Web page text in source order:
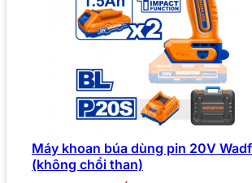
Máy khoan búa dùng pin 20V
(không chổi than)